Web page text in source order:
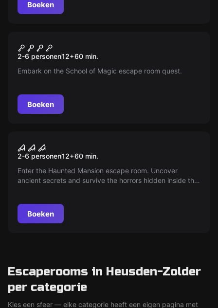
Boeken
Nieuw
School of Magic
2-6 personen12+60 min.
Embark on the School of Magic escape room quest.
Boeken
Nieuw
Haunted Mansion
2-6 personen12+60 min.
Enter the Haunted Mansion escape room. Uncover
ancient secrets and survive the horrors hidden inside the
Boeken
Escaperooms in Heusden-Zolder
per categorie
Kies een sfeer — elke categorie heeft een eigen pagina met